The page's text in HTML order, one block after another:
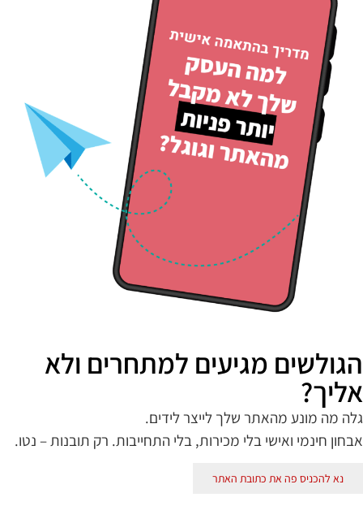
הגולשים מגיעים למתחרים ולא
אליך?
גלה מה מונע מהאתר שלך לייצר לידים.
אבחון חינמי ואישי בלי מכירות, בלי התחייבות. רק תובנות – נטו.
נא להכניס פה את כתובת האתר